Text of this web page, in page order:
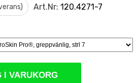
Art.Nr: 120.4271-7
I VARUKORG